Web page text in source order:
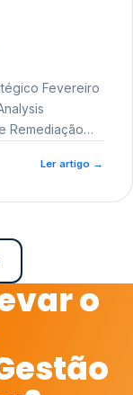
Fevereiro
Remediação
Ler artigo →
o